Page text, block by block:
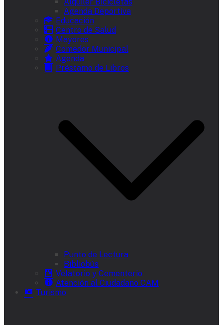
Alquiler Bicicletas
Agenda Deportiva
Educación
Centro de Salud
Mayores
Comedor Municipal
Agenda
Préstamo de Libros
Punto de Lectura
Bibliobús
Velatorio y Cementerio
Atención al Ciudadano CAM
Turismo